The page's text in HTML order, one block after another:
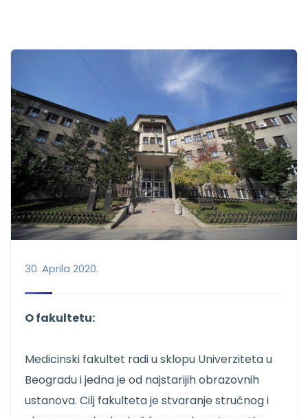
30. Aprila 2020.
O fakultetu:
Medicinski fakultet radi u sklopu Univerziteta u
Beogradu i jedna je od najstarijih obrazovnih
ustanova. Cilj fakulteta je stvaranje stručnog i